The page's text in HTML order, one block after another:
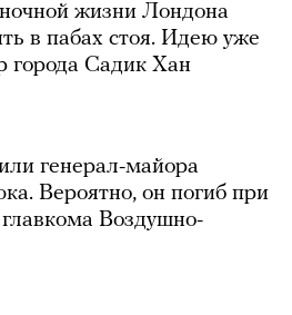
жизни Лондона
в пабах стоя. Идею уже
города Садик Хан
генерал-майора
Вероятно, он погиб при
Воздушно-